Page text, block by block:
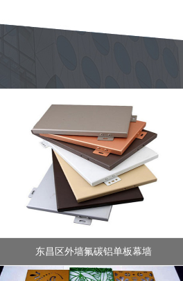
东昌区外墙氟碳铝单板幕墙